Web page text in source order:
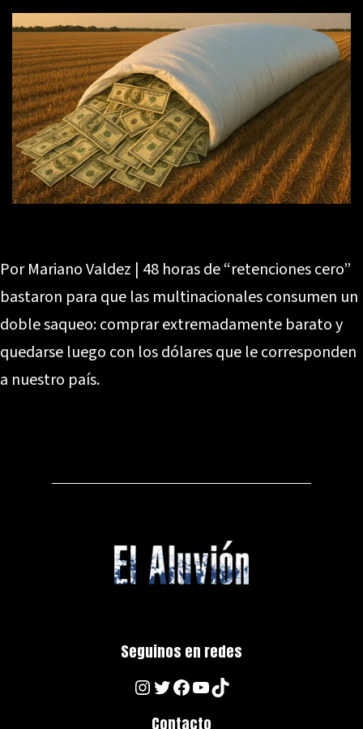
Por Mariano Valdez | 48 horas de “retenciones cero”
bastaron para que las multinacionales consumen un
doble saqueo: comprar extremadamente barato y
quedarse luego con los dólares que le corresponden
a nuestro país.
Seguinos en redes
Instagram
Twitter
Facebook
YouTube
TikTok
Contacto